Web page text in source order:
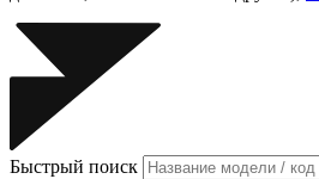
Быстрый поиск